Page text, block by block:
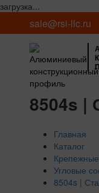
загрузка...
sale@rsi-llc.ru
8504s |
Главная
Каталог
Угловые
8504s |